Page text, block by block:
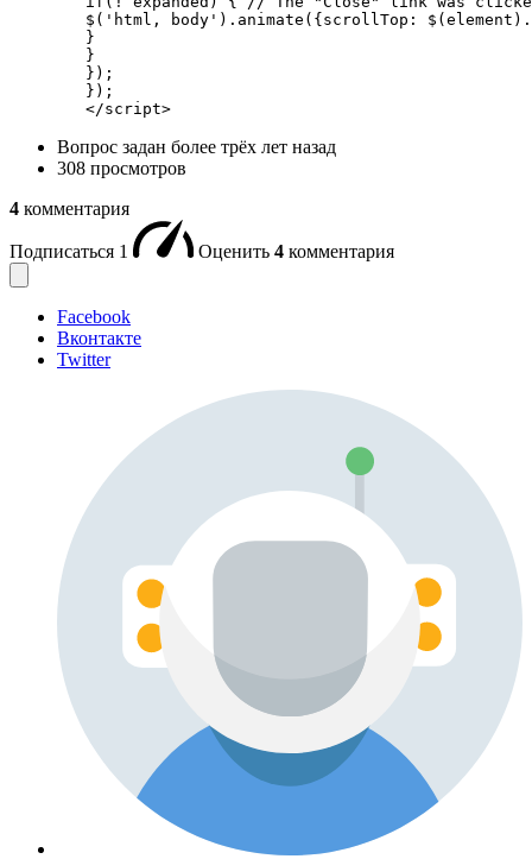
$('html, body').animate({scrollTop:
        }
        }
        });
        });
        </script>
Вопрос задан более трёх лет назад
308 просмотров
4 комментария
Подписаться 1 Оценить 4 комментария
Facebook
Вконтакте
Twitter